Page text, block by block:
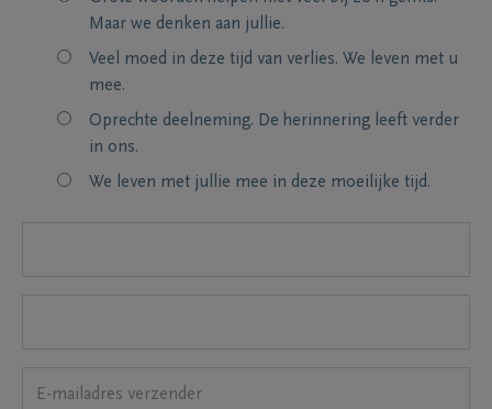
Maar we denken aan jullie.
Veel moed in deze tijd van verlies. We leven met u
mee.
Oprechte deelneming. De herinnering leeft verder
in ons.
We leven met jullie mee in deze moeilijke tijd.